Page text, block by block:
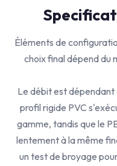
Éléments de
choix final dépend du
Le débit est dépendant
profil rigide PVC
gamme, tandis que le
lentement à la même
un test de broyage